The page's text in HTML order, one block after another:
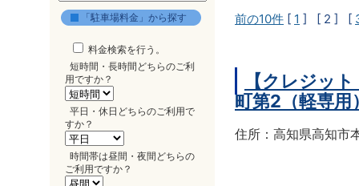
「駐車場料金」から探す
料金検索を行う。
短時間・長時間どちらのご利
用ですか？
平日・休日どちらのご利用で
すか？
時間帯は昼間・夜間どちらの
ご利用ですか？
前の10件 [ 1 ] [ 2 ] [
【クレジッ
町第2（軽専用
住所：高知県高知市